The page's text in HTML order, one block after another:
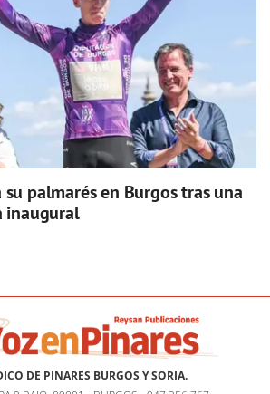
palmarés en Burgos tras una
inaugural
DE PINARES BURGOS Y SORIA.